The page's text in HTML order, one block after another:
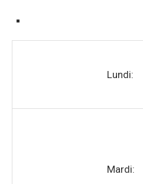
Lundi:
Mardi: